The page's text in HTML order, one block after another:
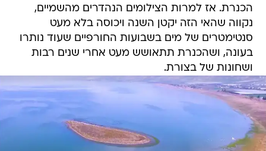
הכנרת. אז למרות הצילומים הנהדרים מהשמיים,
נקווה שהאי הזה יקטן השנה ויכוסה בלא מעט
סנטימטרים של מים בשבועות החורפיים שעוד נותרו
בעונה, ושהכנרת תתאושש מעט אחרי שנים רבות
ושחונות של בצורת.